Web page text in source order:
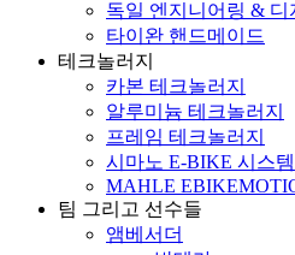
독일 엔지니어링 & 디
타이완 핸드메이드
테크놀러지
카본 테크놀러지
알루미늄 테크놀러지
프레임 테크놀러지
시마노 E-BIKE 시스템
MAHLE
팀 그리고 선수들
앰베서더